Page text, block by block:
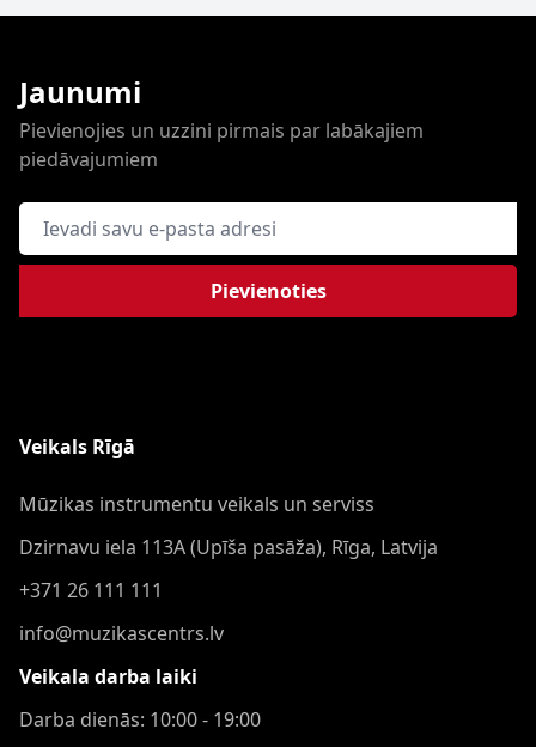
Jaunumi
Pievienojies un uzzini pirmais par labākajiem
piedāvajumiem
E-pasta adrese
Pievienoties
Veikals Rīgā
Mūzikas instrumentu veikals un serviss
Dzirnavu iela 113A (Upīša pasāža), Rīga, Latvija
+371 26 111 111
info@muzikascentrs.lv
Veikala darba laiki
Darba dienās: 10:00 - 19:00